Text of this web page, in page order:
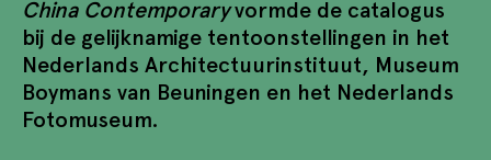
China Contemporaryvormde de catalogus
bij de gelijknamige tentoonstellingen in het
Nederlands Architectuurinstituut, Museum
Boymans van Beuningen en het Nederlands
Fotomuseum.